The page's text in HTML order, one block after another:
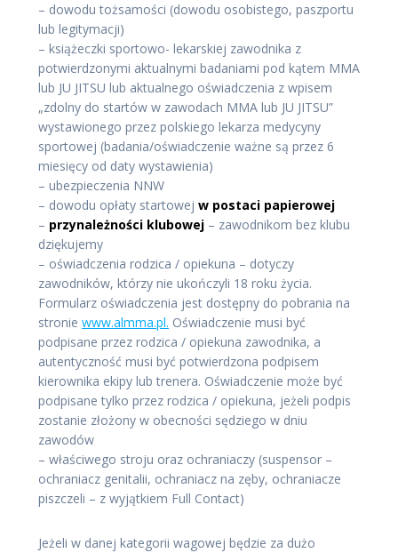
– dowodu tożsamości (dowodu osobistego, paszportu
lub legitymacji)
– książeczki sportowo- lekarskiej zawodnika z
potwierdzonymi aktualnymi badaniami pod kątem MMA
lub JU JITSU lub aktualnego oświadczenia z wpisem
„zdolny do startów w zawodach MMA lub JU JITSU”
wystawionego przez polskiego lekarza medycyny
sportowej (badania/oświadczenie ważne są przez 6
miesięcy od daty wystawienia)
– ubezpieczenia NNW
– dowodu opłaty startowej w postaci papierowej
– przynależności klubowej – zawodnikom bez klubu
dziękujemy
– oświadczenia rodzica / opiekuna – dotyczy
zawodników, którzy nie ukończyli 18 roku życia.
Formularz oświadczenia jest dostępny do pobrania na
stronie www.almma.pl. Oświadczenie musi być
podpisane przez rodzica / opiekuna zawodnika, a
autentyczność musi być potwierdzona podpisem
kierownika ekipy lub trenera. Oświadczenie może być
podpisane tylko przez rodzica / opiekuna, jeżeli podpis
zostanie złożony w obecności sędziego w dniu
zawodów
– właściwego stroju oraz ochraniaczy (suspensor –
ochraniacz genitalii, ochraniacz na zęby, ochraniacze
piszczeli – z wyjątkiem Full Contact)
Jeżeli w danej kategorii wagowej będzie za dużo